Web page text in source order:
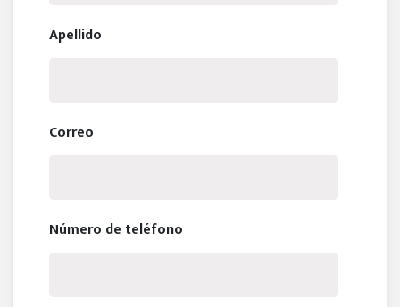
Apellido
Correo
Número de teléfono